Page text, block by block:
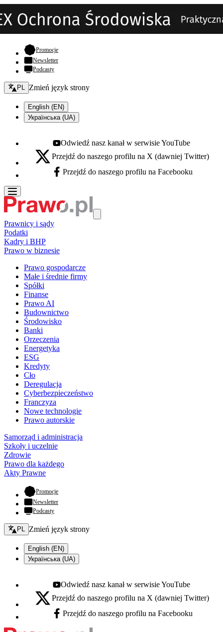
Promocje- otwiera się w nowej karcie
Newsletter
Podcasty
Zmień język - bieżący:
PL Zmień język strony
English (EN)
Українська (UA)
Youtube - otwiera się w nowej karcie
Odwiedź nasz kanał w serwisie YouTube
X - otwiera się w nowej karcie
Przejdź do naszego profilu na X (dawniej Twitter)
Facebook - otwiera się w nowej karcie
Przejdź do naszego profilu na Facebooku
Prawnicy i sądy
Podatki
Kadry i BHP
Prawo w biznesie
Prawo gospodarcze
Małe i średnie firmy
Spółki
Finanse
Prawo AI
Budownictwo
Środowisko
Banki
Orzeczenia
Energetyka
ESG
Kredyty
Cło
Deregulacja
Cyberbezpieczeństwo
Franczyza
Nowe technologie
Prawo autorskie
Samorząd i administracja
Szkoły i uczelnie
Zdrowie
Prawo dla każdego
Akty Prawne
Promocje- otwiera się w nowej karcie
Newsletter
Podcasty
Zmień język - bieżący:
PL Zmień język strony
English (EN)
Українська (UA)
Youtube - otwiera się w nowej karcie
Odwiedź nasz kanał w serwisie YouTube
X - otwiera się w nowej karcie
Przejdź do naszego profilu na X (dawniej Twitter)
Facebook - otwiera się w nowej karcie
Przejdź do naszego profilu na Facebooku